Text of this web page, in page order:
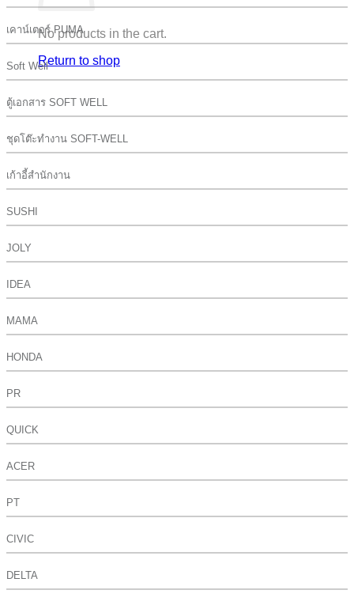
No products in the cart.
Return to shop
เคาน์เตอร์ PUMA
Soft Well
ตู้เอกสาร SOFT WELL
ชุดโต๊ะทำงาน SOFT-WELL
เก้าอี้สำนักงาน
SUSHI
JOLY
IDEA
MAMA
HONDA
PR
QUICK
ACER
PT
CIVIC
DELTA